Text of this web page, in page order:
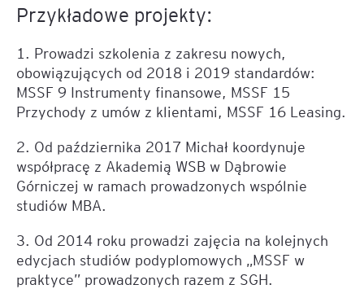
Przykładowe projekty:
1. Prowadzi szkolenia z zakresu nowych,
obowiązujących od 2018 i 2019 standardów:
MSSF 9 Instrumenty finansowe, MSSF 15
Przychody z umów z klientami, MSSF 16 Leasing.
2. Od października 2017 Michał koordynuje
współpracę z Akademią WSB w Dąbrowie
Górniczej w ramach prowadzonych wspólnie
studiów MBA.
3. Od 2014 roku prowadzi zajęcia na kolejnych
edycjach studiów podyplomowych „MSSF w
praktyce” prowadzonych razem z SGH.